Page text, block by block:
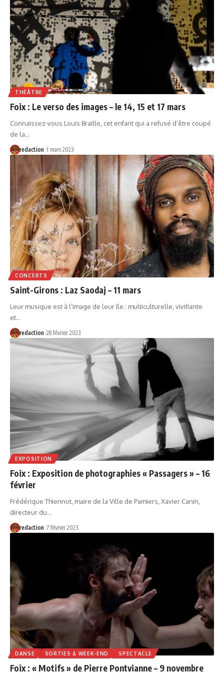
THÉÂTRE
Foix : Le verso des images – le 14, 15 et 17 mars
Connaissez-vous Louis Braille, cet enfant qui a refusé d’être coupé
de la…
redaction 1 mars 2023
CONCERTS
Saint-Girons : Laz Saodaj – 11 mars
Leur musique est à l’image de leur île : multiculturelle, vivifiante
et…
redaction 28 février 2023
EXPOSITION
Foix : Exposition de photographies « Passagers » – 16
février
Frédérique Thiennot, maire de la Ville de Pamiers, Xavier Canin,
directeur du…
redaction 7 février 2023
DANSE SORTIES & WEEK-END SPECTACLE
Foix : « Motifs » de Pierre Pontvianne – 9 novembre